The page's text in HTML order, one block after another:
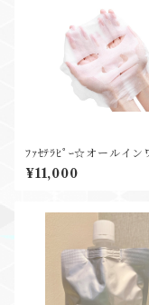
ﾌｧｾﾃﾗﾋﾟｰ☆オールイン
ート[5枚入り]
¥11,000